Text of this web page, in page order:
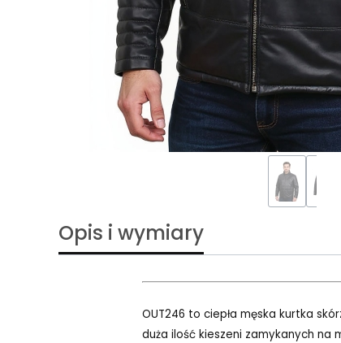
Opis i wymiary
OUT246 to ciepła męska kurtka
duża ilość kieszeni zamykanych